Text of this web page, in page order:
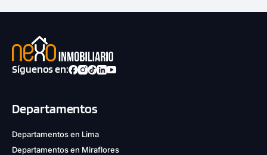
Síguenos en:
Departamentos
Departamentos en Lima
Departamentos en Miraflores